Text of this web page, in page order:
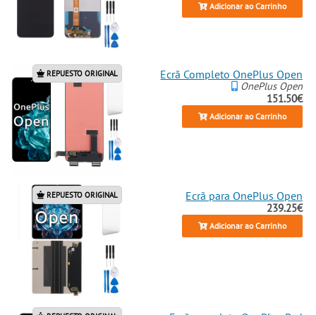
Adicionar ao Carrinho
REPUESTO ORIGINAL Ecrã Completo OnePlus Open
OnePlus Open
151.50€
Adicionar ao Carrinho
REPUESTO ORIGINAL
Ecrã para OnePlus Open
239.25€
Adicionar ao Carrinho